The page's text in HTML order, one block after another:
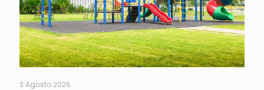
3 Agosto 2026